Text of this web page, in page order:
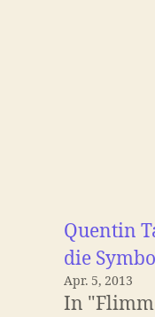
Quentin
die
Apr. 5, 2013
In